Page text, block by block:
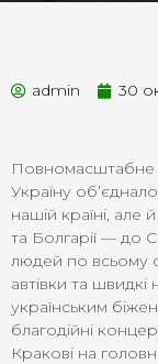
admin 30
Повномасштабне
Україну
нашій країні, але
та Болгарії — до
людей по всьому
автівки та
українським
благодійні
Кракові на